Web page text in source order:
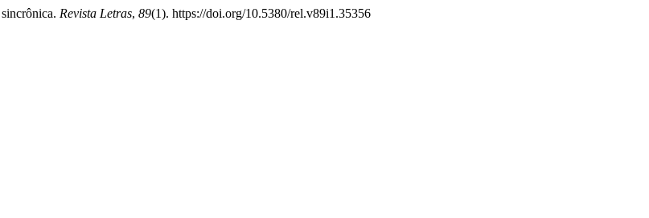
Revista Letras, 89(1). https://doi.org/10.5380/rel.v89i1.35356